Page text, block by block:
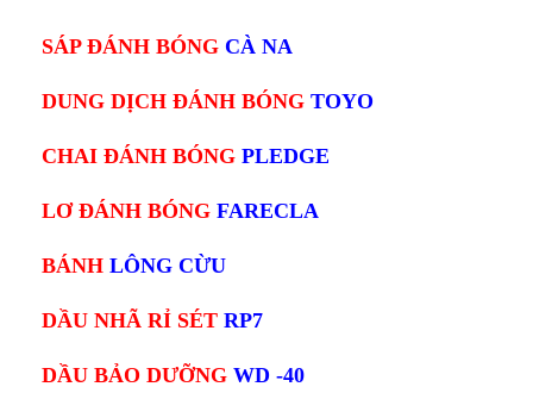
SÁP ĐÁNH BÓNG CÀ NA
DUNG DỊCH ĐÁNH BÓNG TOYO
CHAI ĐÁNH BÓNG PLEDGE
LƠ ĐÁNH BÓNG FARECLA
BÁNH LÔNG CỪU
DẦU NHÃ RỈ SÉT RP7
DẦU BẢO DƯỠNG WD -40